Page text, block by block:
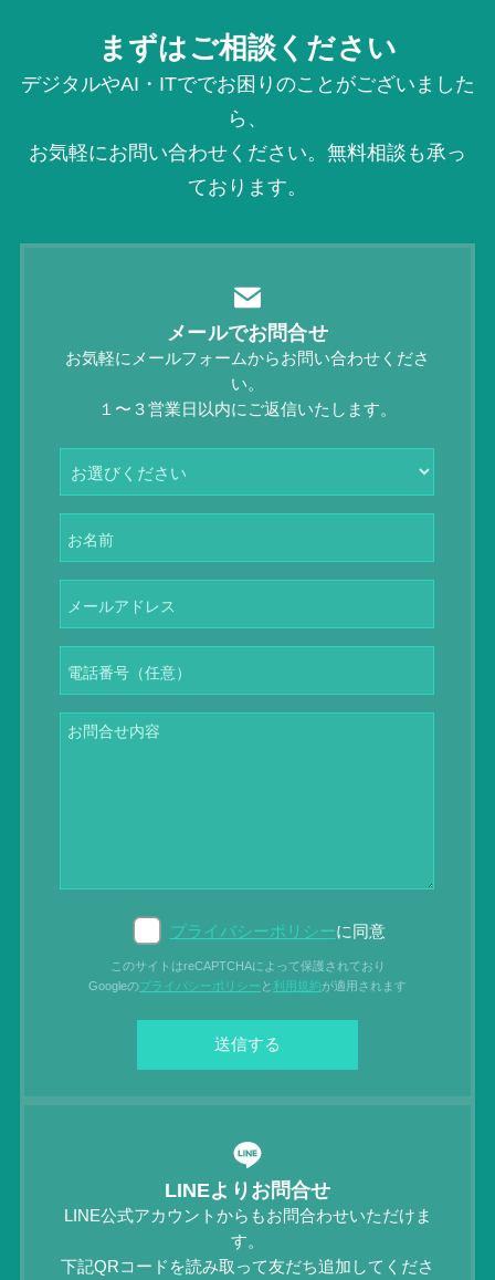
まずはご相談ください
デジタルやAI・ITででお困りのことがございました
ら、
お気軽にお問い合わせください。無料相談も承っ
ております。
メールでお問合せ
お気軽にメールフォームからお問い合わせくださ
い。
１〜３営業日以内にご返信いたします。
プライバシーポリシーに同意
このサイトはreCAPTCHAによって保護されており
Googleのプライバシーポリシー と 利用規約が適用されます
LINEよりお問合せ
LINE公式アカウントからもお問合わせいただけま
す。
下記QRコードを読み取って友だち追加してくださ